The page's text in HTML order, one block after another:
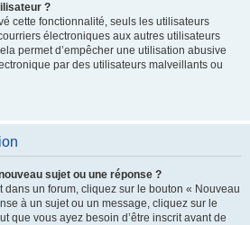
?
cette fonctionnalité, seuls les utilisateurs
électroniques aux autres utilisateurs
permet d’empêcher une utilisation abusive
par des utilisateurs malveillants ou
sujet ou une réponse ?
dans un forum, cliquez sur le bouton « Nouveau
à un sujet ou un message, cliquez sur le
que vous ayez besoin d’être inscrit avant de